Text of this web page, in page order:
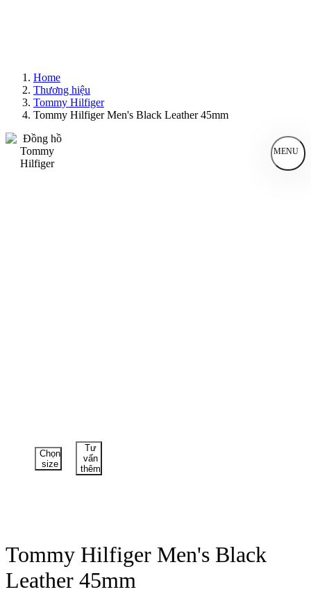
Home
Thương hiệu
Tommy Hilfiger
Tommy Hilfiger Men's Black Leather 45mm
MENU
Chọn
size
Tư
vấn
thêm
Tommy Hilfiger Men's Black
Leather 45mm